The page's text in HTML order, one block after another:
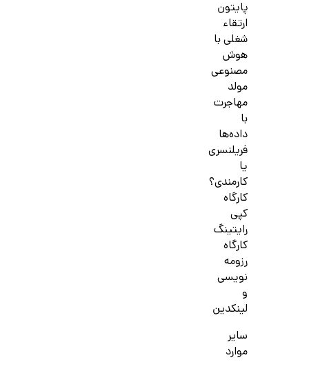
پایتون
ارتقاء
شغلی با
هوش
مصنوعی
مولد
مهاجرت
با
داده‌ها
فریلنسری
یا
کارمندی؟
کارگاه
کپی
رایتینگ
کارگاه
رزومه
نویسی
و
لینکدین
سایر
موارد